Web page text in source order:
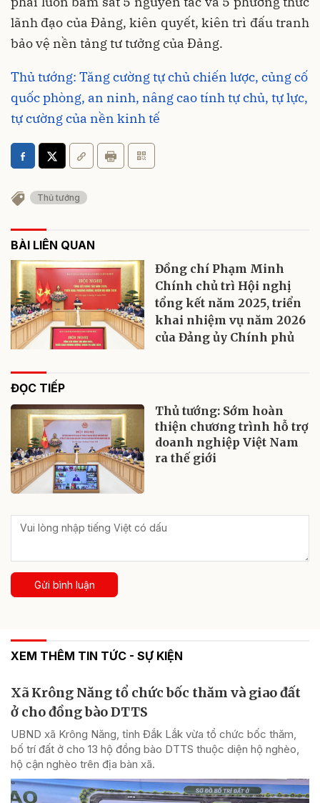
lãnh đạo của Đảng, kiên quyết, kiên trì đấu tranh
bảo vệ nền tảng tư tưởng của Đảng.
Thủ tướng: Tăng cường tự chủ chiến lược, củng cố
quốc phòng, an ninh, nâng cao tính tự chủ, tự lực,
tự cường của nền kinh tế
Thủ tướng
BÀI LIÊN QUAN
Đồng chí Phạm Minh
Chính chủ trì Hội nghị
tổng kết năm 2025, triển
khai nhiệm vụ năm 2026
của Đảng ủy Chính phủ
ĐỌC TIẾP
Thủ tướng: Sớm hoàn
thiện chương trình hỗ trợ
doanh nghiệp Việt Nam
ra thế giới
Gửi bình luận
XEM THÊM TIN TỨC - SỰ KIỆN
Xã Krông Năng tổ chức bốc thăm và giao đất
ở cho đồng bào DTTS
UBND xã Krông Năng, tỉnh Đắk Lắk vừa tổ chức bốc thăm,
bố trí đất ở cho 13 hộ đồng bào DTTS thuộc diện hộ nghèo,
hộ cận nghèo trên địa bàn xã.